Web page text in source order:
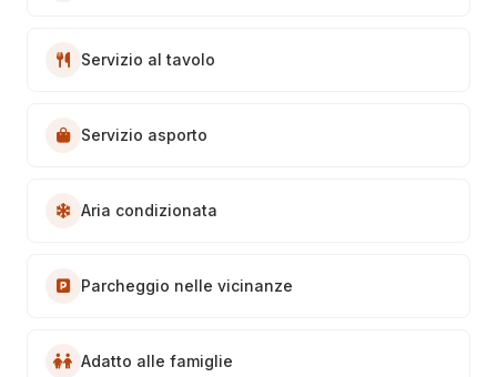
Servizio al tavolo
Servizio asporto
Aria condizionata
Parcheggio nelle vicinanze
Adatto alle famiglie